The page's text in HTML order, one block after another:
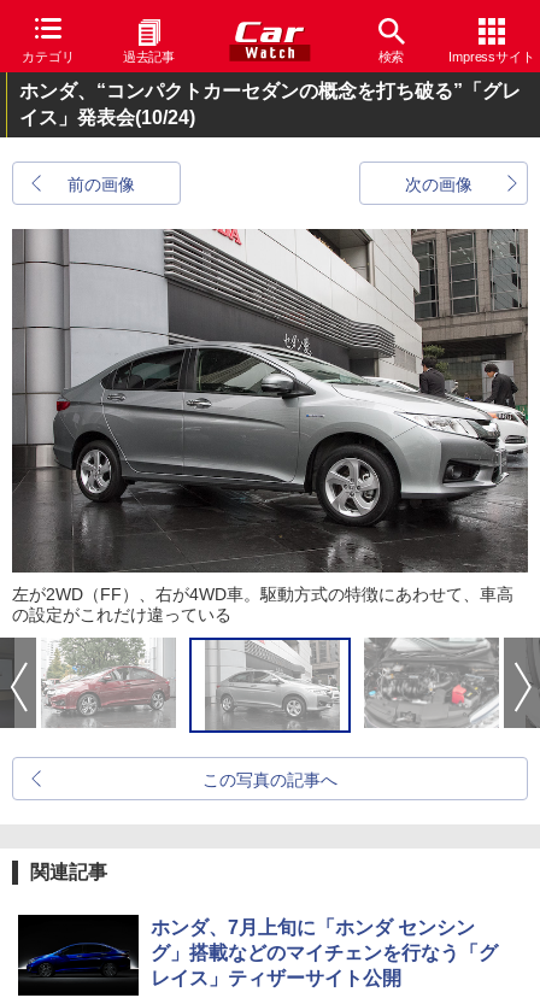
カテゴリ 過去記事 検索 Impressサイト
ホンダ、“コンパクトカーセダンの概念を打ち破る”「グレ
イス」発表会(10/24)
前の画像 次の画像
左が2WD（FF）、右が4WD車。駆動方式の特徴にあわせて、車高
の設定がこれだけ違っている
この写真の記事へ
関連記事
ホンダ、7月上旬に「ホンダ センシン
グ」搭載などのマイチェンを行なう「グ
レイス」ティザーサイト公開